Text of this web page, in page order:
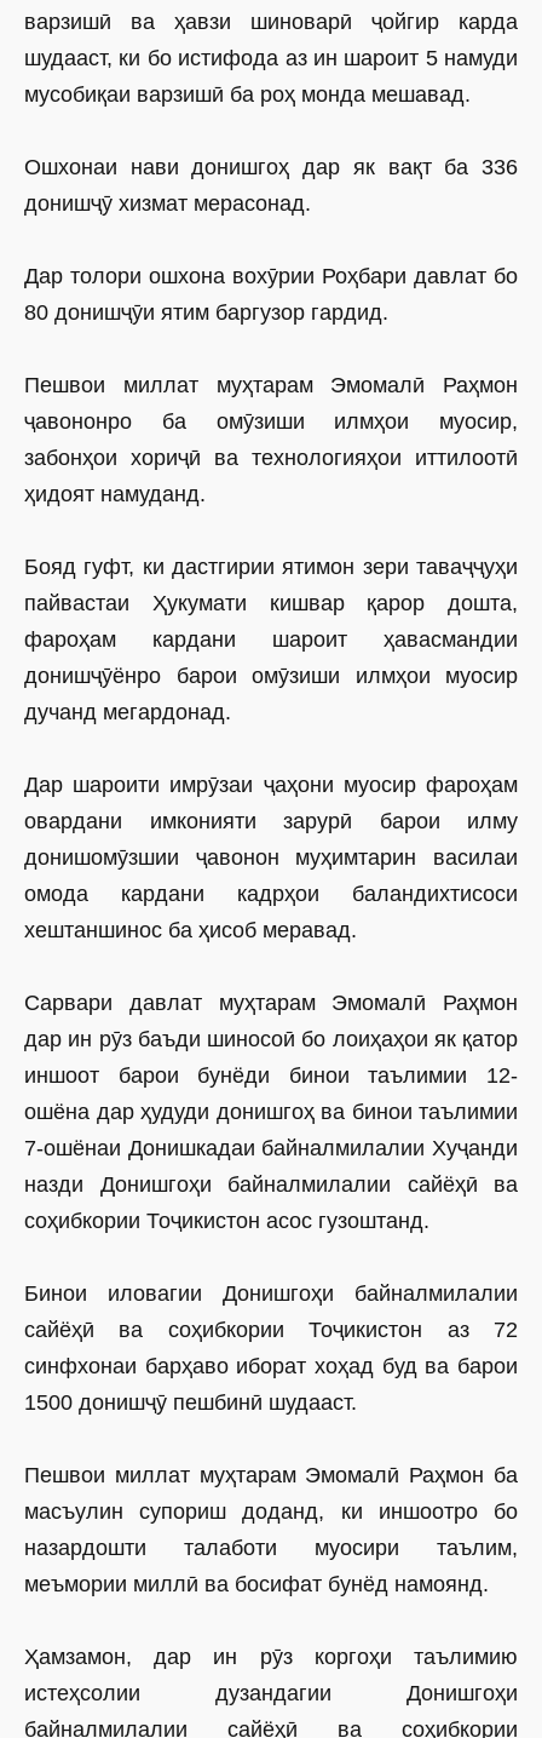
варзишӣ ва ҳавзи шиноварӣ ҷойгир карда
шудааст, ки бо истифода аз ин шароит 5 намуди
мусобиқаи варзишӣ ба роҳ монда мешавад.
Ошхонаи нави донишгоҳ дар як вақт ба 336
донишҷӯ хизмат мерасонад.
Дар толори ошхона вохӯрии Роҳбари давлат бо
80 донишҷӯи ятим баргузор гардид.
Пешвои миллат муҳтарам Эмомалӣ Раҳмон
ҷавононро ба омӯзиши илмҳои муосир,
забонҳои хориҷӣ ва технологияҳои иттилоотӣ
ҳидоят намуданд.
Бояд гуфт, ки дастгирии ятимон зери таваҷҷуҳи
пайвастаи Ҳукумати кишвар қарор дошта,
фароҳам кардани шароит ҳавасмандии
донишҷӯёнро барои омӯзиши илмҳои муосир
дучанд мегардонад.
Дар шароити имрӯзаи ҷаҳони муосир фароҳам
овардани имконияти зарурӣ барои илму
донишомӯзшии ҷавонон муҳимтарин василаи
омода кардани кадрҳои баландихтисоси
хештаншинос ба ҳисоб меравад.
Сарвари давлат муҳтарам Эмомалӣ Раҳмон
дар ин рӯз баъди шиносоӣ бо лоиҳаҳои як қатор
иншоот барои бунёди бинои таълимии 12-
ошёна дар ҳудуди донишгоҳ ва бинои таълимии
7-ошёнаи Донишкадаи байналмилалии Хуҷанди
назди Донишгоҳи байналмилалии сайёҳӣ ва
соҳибкории Тоҷикистон асос гузоштанд.
Бинои иловагии Донишгоҳи байналмилалии
сайёҳӣ ва соҳибкории Тоҷикистон аз 72
синфхонаи барҳаво иборат хоҳад буд ва барои
1500 донишҷӯ пешбинӣ шудааст.
Пешвои миллат муҳтарам Эмомалӣ Раҳмон ба
масъулин супориш доданд, ки иншоотро бо
назардошти талаботи муосири таълим,
меъмории миллӣ ва босифат бунёд намоянд.
Ҳамзамон, дар ин рӯз коргоҳи таълимию
истеҳсолии дузандагии Донишгоҳи
байналмилалии сайёҳӣ ва соҳибкории